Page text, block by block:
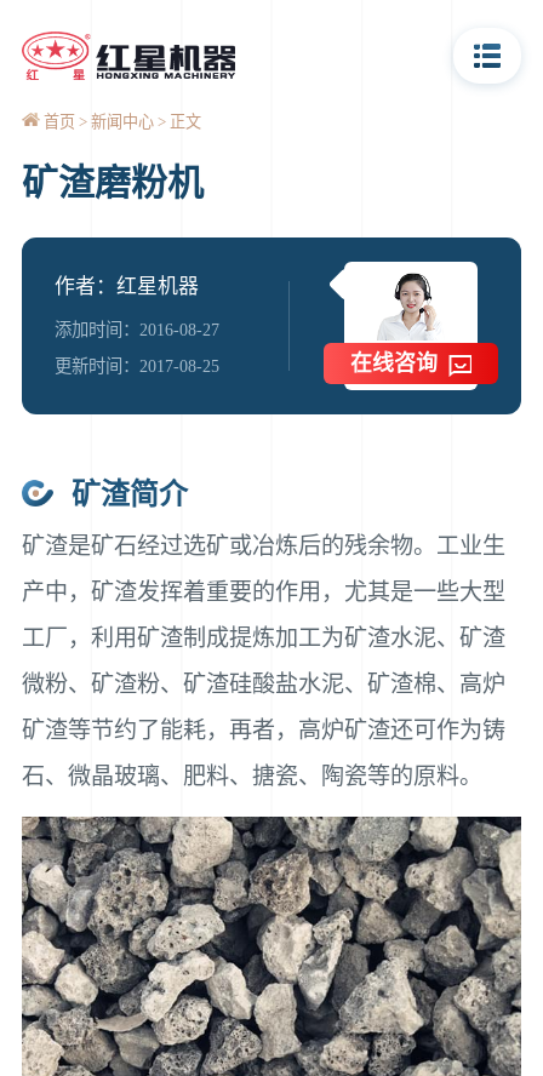
首页 新闻中心 正文
矿渣磨粉机
作者：红星机器
添加时间：2016-08-27
更新时间：2017-08-25
在线咨询
矿渣简介
矿渣是矿石经过选矿或冶炼后的残余物。工业生
产中，矿渣发挥着重要的作用，尤其是一些大型
工厂，利用矿渣制成提炼加工为矿渣水泥、矿渣
微粉、矿渣粉、矿渣硅酸盐水泥、矿渣棉、高炉
矿渣等节约了能耗，再者，高炉矿渣还可作为铸
石、微晶玻璃、肥料、搪瓷、陶瓷等的原料。